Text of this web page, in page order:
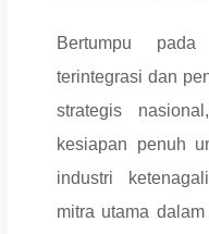
Bertumpu
terintegrasi dan
strategis
kesiapan penuh
industri
mitra utama